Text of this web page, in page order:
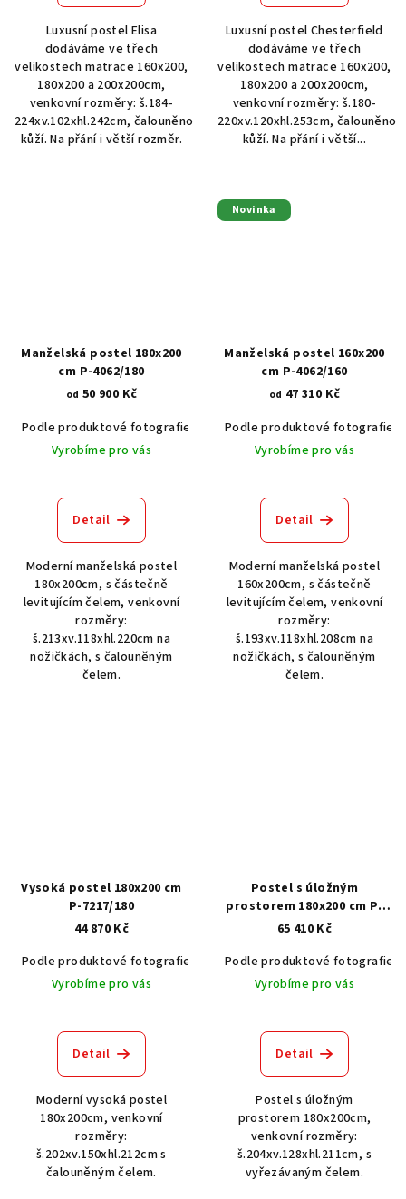
Luxusní postel Elisa
dodáváme ve třech
velikostech matrace 160x200,
180x200 a 200x200cm,
venkovní rozměry: š.184-
224xv.102xhl.242cm, čalouněno
kůží. Na přání i větší rozměr.
Luxusní postel Chesterfield
dodáváme ve třech
velikostech matrace 160x200,
180x200 a 200x200cm,
venkovní rozměry: š.180-
220xv.120xhl.253cm, čalouněno
kůží. Na přání i větší...
Manželská postel 180x200
cm P-4062/180
od 50 900 Kč
Podle produktové fotografie
Akát vintage BT1551
Dub světlý
Vyrobíme pro vás
Detail
Moderní manželská postel
180x200cm, s částečně
levitujícím čelem, venkovní
rozměry:
š.213xv.118xhl.220cm na
nožičkách, s čalouněným
čelem.
Novinka
Manželská postel 160x200
cm P-4062/160
od 47 310 Kč
Podle produktové fotografie
Vyrobíme pro vás
Detail
Moderní manželská postel
160x200cm, s částečně
levitujícím čelem, venkovní
rozměry:
š.193xv.118xhl.208cm na
nožičkách, s čalouněným
čelem.
Vysoká postel 180x200 cm
P-7217/180
44 870 Kč
Podle produktové fotografie
Akát vintage BT1551
Dub světlý
Vyrobíme pro vás
Detail
Moderní vysoká postel
180x200cm, venkovní
rozměry:
š.202xv.150xhl.212cm s
čalouněným čelem.
Postel s úložným
prostorem 180x200 cm P-
4649/180
65 410 Kč
Podle produktové fotografie
Vyrobíme pro vás
Detail
Postel s úložným
prostorem 180x200cm,
venkovní rozměry:
š.204xv.128xhl.211cm, s
vyřezávaným čelem.